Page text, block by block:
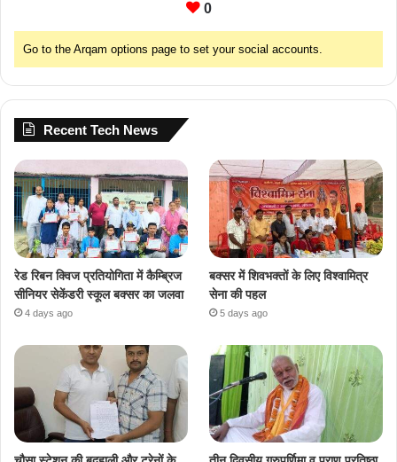
0
Go to the Arqam options page to set your social accounts.
Recent Tech News
रेड रिबन क्विज प्रतियोगिता में कैम्ब्रिज
सीनियर सेकेंडरी स्कूल बक्सर का जलवा
4 days ago
बक्सर में शिवभक्तों के लिए विश्वामित्र
सेना की पहल
5 days ago